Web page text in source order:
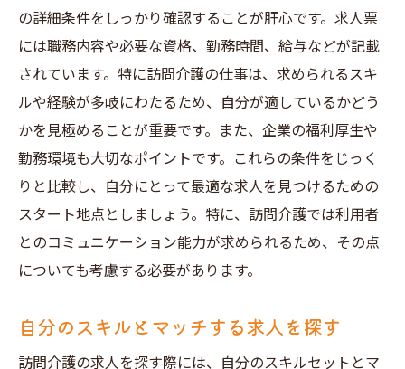
の詳細条件をしっかり確認することが肝心です。求人票
には職務内容や必要な資格、勤務時間、給与などが記載
されています。特に訪問介護の仕事は、求められるスキ
ルや経験が多岐にわたるため、自分が適しているかどう
かを見極めることが重要です。また、企業の福利厚生や
勤務環境も大切なポイントです。これらの条件をじっく
りと比較し、自分にとって最適な求人を見つけるための
スタート地点としましょう。特に、訪問介護では利用者
とのコミュニケーション能力が求められるため、その点
についても考慮する必要があります。
自分のスキルとマッチする求人を探す
訪問介護の求人を探す際には、自分のスキルセットとマ